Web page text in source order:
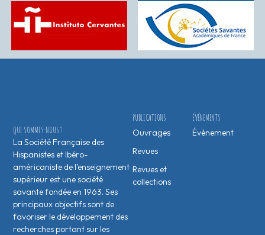
ÉVÉNEMENTS
Évènement
PUBLICATIONS
Ouvrages
Revues
Revues et
collections
QUI SOMMES-NOUS ?
La Société Française des
Hispanistes et Ibéro-
américaniste de l’enseignement
supérieur est une société
savante fondée en 1963. Ses
principaux objectifs sont de
favoriser le développement des
recherches portant sur les